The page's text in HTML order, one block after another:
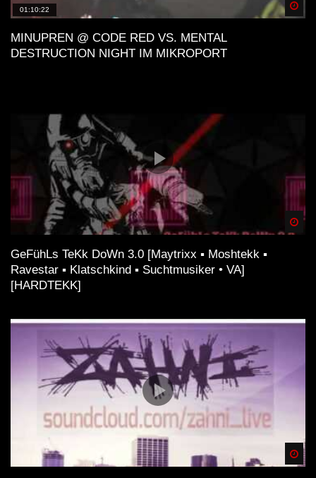
01:10:22
MINUPREN @ CODE RED VS. MENTAL
DESTRUCTION NIGHT IM MIKROPORT
GeFühLs TeKk DoWn 3.0 [Maytrixx ▪ Moshtekk ▪
Ravestar ▪ Klatschkind ▪ Suchtmusiker • VA]
[HARDTEKK]